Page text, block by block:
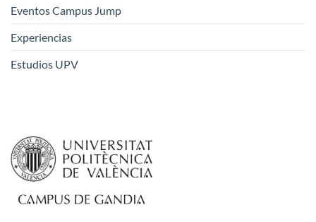
Eventos Campus Jump
Experiencias
Estudios UPV